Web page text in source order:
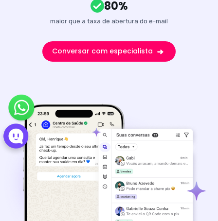
80%
maior que a taxa de abertura do e-mail
Conversar com especialista